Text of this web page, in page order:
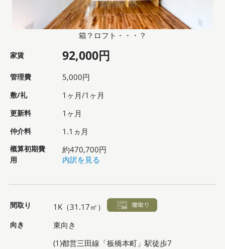
箱？ロフト・・・？
家賃 92,000円
管理費 5,000円
敷/礼 1ヶ月/1ヶ月
更新料 1ヶ月
仲介料 1.1ヵ月
概算初期費
用
約470,700円
内訳を見る
間取り 1K（31.17㎡）
向き 東向き
(1)都営三田線「板橋本町」駅徒歩7